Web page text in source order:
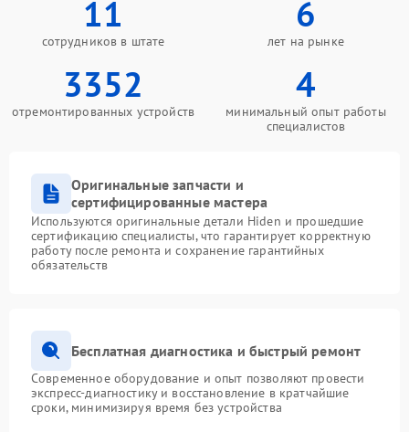
11
сотрудников в штате
6
лет на рынке
3352
отремонтированных устройств
4
минимальный опыт работы
специалистов
Оригинальные запчасти и
сертифицированные мастера
Используются оригинальные детали Hiden и прошедшие
сертификацию специалисты, что гарантирует корректную
работу после ремонта и сохранение гарантийных
обязательств
Бесплатная диагностика и быстрый ремонт
Современное оборудование и опыт позволяют провести
экспресс-диагностику и восстановление в кратчайшие
сроки, минимизируя время без устройства